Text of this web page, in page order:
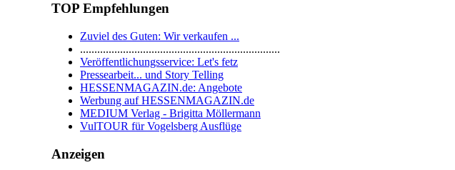
TOP Empfehlungen
Zuviel des Guten: Wir verkaufen ...
......................................................................
Veröffentlichungsservice: Let's fetz
Pressearbeit... und Story Telling
HESSENMAGAZIN.de: Angebote
Werbung auf HESSENMAGAZIN.de
MEDIUM Verlag - Brigitta Möllermann
VulTOUR für Vogelsberg Ausflüge
Anzeigen